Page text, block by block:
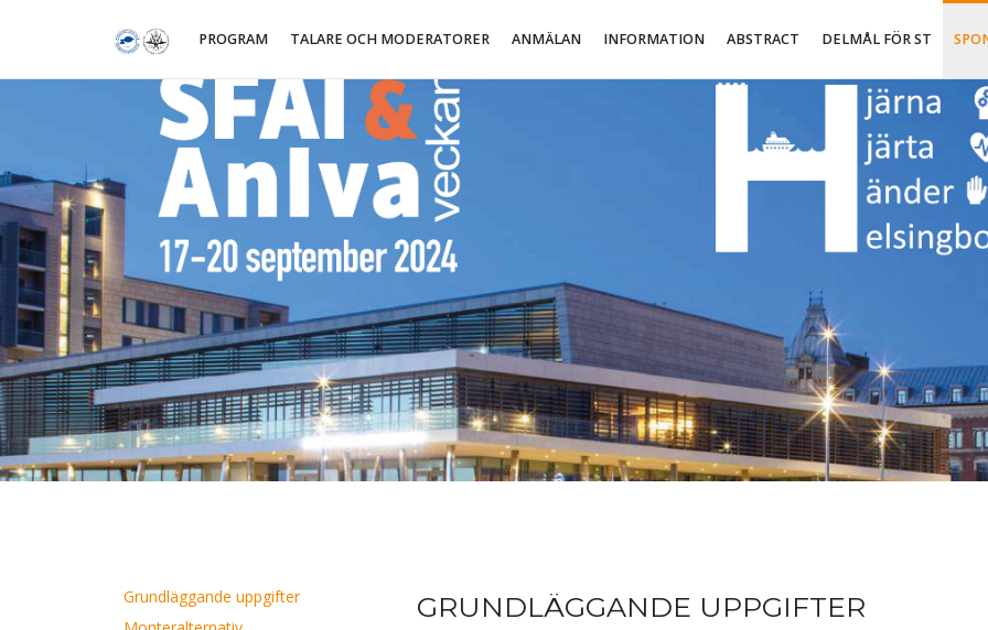
PROGRAM TALARE OCH MODERATORER ANMÄLAN INFORMATION ABSTRACT DELMÅL FÖR ST
Grundläggande uppgifter
GRUNDLÄGGANDE UPPGIFTER